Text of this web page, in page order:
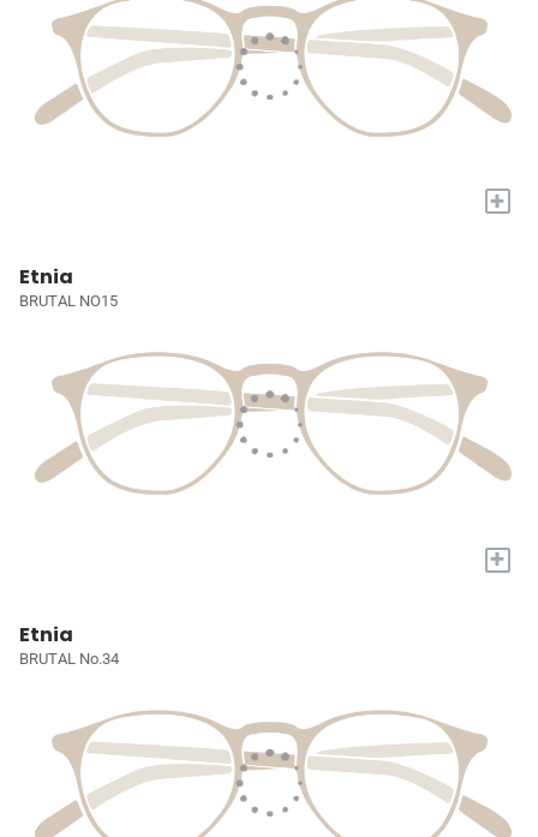
+
Etnia
BRUTAL NO15
+
Etnia
BRUTAL No.34